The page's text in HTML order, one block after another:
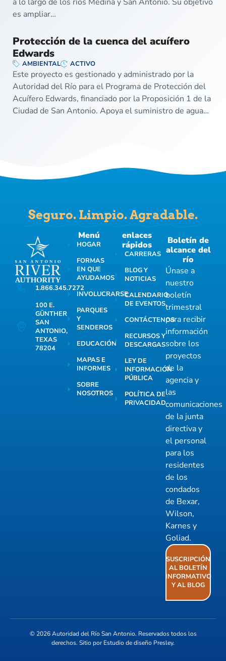
es ampliar…
Protección de la cuenca del acuífero
Edwards
AMBIENTAL ACTIVO
Este proyecto es gestionado y administrado por la
Autoridad del Río para el Programa de Protección del
Acuífero Edwards, financiado por la Proposición 1 de la
Ciudad de San Antonio. Apoya el suministro de agua…
Seguro. Limpio. Agradable.
1.866.345.7272
100 E.
GÜNTHER
SAN
ANTONIO,
TEXAS
78204
Menú
HOGAR
FORMAS
EN QUE
AYUDAMOS
INVOLUCRARSE
PARQUES
Y
SENDEROS
EDUCACIÓN
MAPAS E
INFORMES
SOBRE
NOSOTROS
enlaces
rápidos
CARRERAS
BLOG Y
NOTICIAS
CALENDARIO
DE EVENTOS
CONTÁCTENOS
RECURSOS Y
DESCARGAS
LEY DE
INFORMACIÓN
PÚBLICA
POLÍTICA DE
PRIVACIDAD
Boletín de
alcance del
río
Únase a
nuestro
boletín
trimestral
para recibir
información
sobre los
proyectos
de la
agencia y
las
comunicaciones
de la junta
directiva y
el personal
para los
residentes
de los
condados
de Bexar,
Wilson,
Karnes y
Goliad.
SUSCRIPCIÓN
AL BOLETÍN
INFORMATIVO
Y AL BLOG
© 2026Autoridad del Río San Antonio. Reservados todos los
derechos. Sitio porEstudio de diseño Presley.